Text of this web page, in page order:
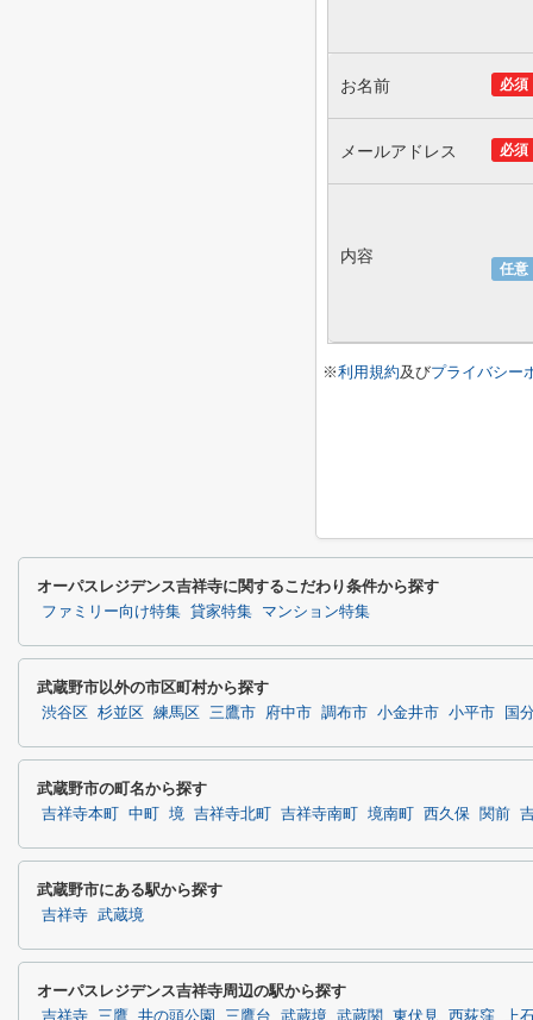
必須
お名前
必須
メールアドレス
任意
内容
※利用規約及びプライバシー
オーパスレジデンス吉祥寺に関するこだわり条件から探す
ファミリー向け特集 貸家特集 マンション特集
武蔵野市以外の市区町村から探す
渋谷区 杉並区 練馬区 三鷹市 府中市 調布市 小金井市 小平市 国
武蔵野市の町名から探す
吉祥寺本町 中町 境 吉祥寺北町 吉祥寺南町 境南町 西久保 関前
武蔵野市にある駅から探す
吉祥寺 武蔵境
オーパスレジデンス吉祥寺周辺の駅から探す
吉祥寺 三鷹 井の頭公園 三鷹台 武蔵境 武蔵関 東伏見 西荻窪 上